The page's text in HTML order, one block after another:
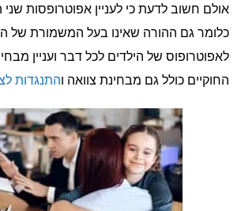
אולם חשוב לדעת כי לעניין אפוטרופסות שני
כלומר גם ההורה שאינו בעל המשמורת של
לאפוטרופוס של הילדים לכל דבר ועניין
החוקיים כולל גם מבחינת צוואה והתנגדות